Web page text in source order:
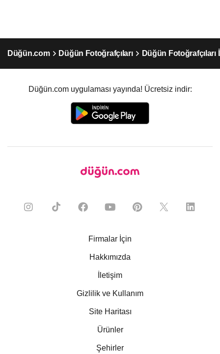
Düğün.com Düğün Fotoğrafçıları Düğün Fotoğrafçıları
Düğün.com uygulaması yayında! Ücretsiz indir:
Firmalar İçin
Hakkımızda
İletişim
Gizlilik ve Kullanım
Site Haritası
Ürünler
Şehirler